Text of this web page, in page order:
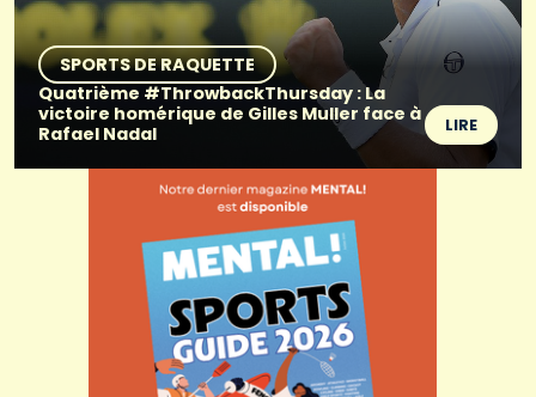
SPORTS DE RAQUETTE
Quatrième #ThrowbackThursday : La
victoire homérique de Gilles Muller face à
Rafael Nadal
LIRE